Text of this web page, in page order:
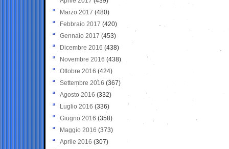
Marzo 2017 (480)
Febbraio 2017 (420)
Gennaio 2017 (453)
Dicembre 2016 (438)
Novembre 2016 (438)
Ottobre 2016 (424)
Settembre 2016 (367)
Agosto 2016 (332)
Luglio 2016 (336)
Giugno 2016 (358)
Maggio 2016 (373)
Aprile 2016 (307)